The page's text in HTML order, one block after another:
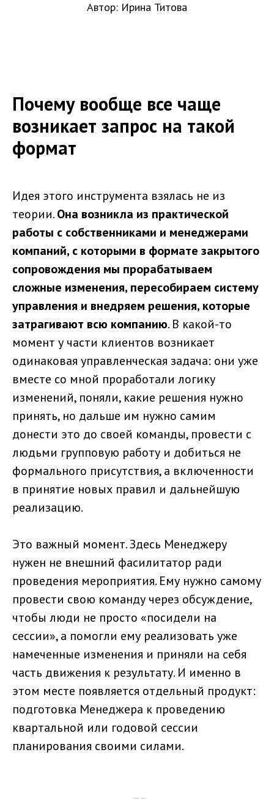
Автор: Ирина Титова
Почему вообще все чаще
возникает запрос на такой
формат
Идея этого инструмента взялась не из
теории.Она возникла из практической
работы с собственниками и менеджерами
компаний, с которыми в формате закрытого
сопровождения мы прорабатываем
сложные изменения, пересобираем систему
управления и внедряем решения, которые
затрагивают всю компанию. В какой-то
момент у части клиентов возникает
одинаковая управленческая задача: они уже
вместе со мной проработали логику
изменений, поняли, какие решения нужно
принять, но дальше им нужно самим
донести это до своей команды, провести с
людьми групповую работу и добиться не
формального присутствия, а включенности
в принятие новых правил и дальнейшую
реализацию.
Это важный момент. Здесь Менеджеру
нужен не внешний фасилитатор ради
проведения мероприятия. Ему нужно самому
провести свою команду через обсуждение,
чтобы люди не просто «посидели на
сессии», а помогли ему реализовать уже
намеченные изменения и приняли на себя
часть движения к результату. И именно в
этом месте появляется отдельный продукт:
подготовка Менеджера к проведению
квартальной или годовой сессии
планирования своими силами.